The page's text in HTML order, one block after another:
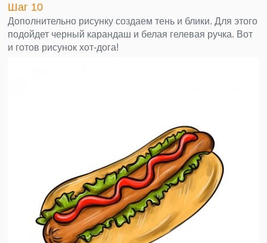
Шаг 10
Дополнительно рисунку создаем тень и блики. Для этого
подойдет черный карандаш и белая гелевая ручка. Вот
и готов рисунок хот-дога!